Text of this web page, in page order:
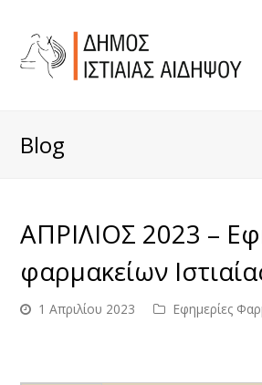
Blog
ΑΠΡΙΛΙΟΣ 2023 –
φαρμακείων
1 Απριλίου 2023 Εφημερίες